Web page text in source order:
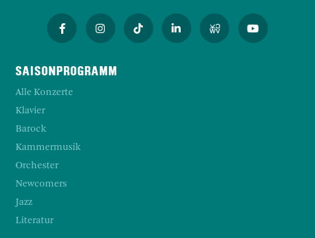
SAISONPROGRAMM
Alle Konzerte
Klavier
Barock
Kammermusik
Orchester
Newcomers
Jazz
Literatur